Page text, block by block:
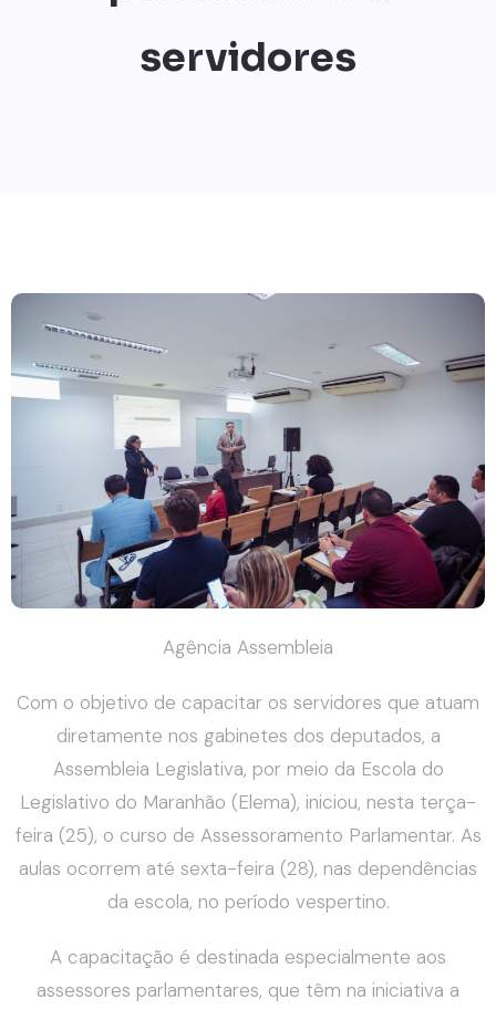
servidores
Agência Assembleia
Com o objetivo de capacitar os servidores que atuam
diretamente nos gabinetes dos deputados, a
Assembleia Legislativa, por meio da Escola do
Legislativo do Maranhão (Elema), iniciou, nesta terça-
feira (25), o curso de Assessoramento Parlamentar. As
aulas ocorrem até sexta-feira (28), nas dependências
da escola, no período vespertino.
A capacitação é destinada especialmente aos
assessores parlamentares, que têm na iniciativa a